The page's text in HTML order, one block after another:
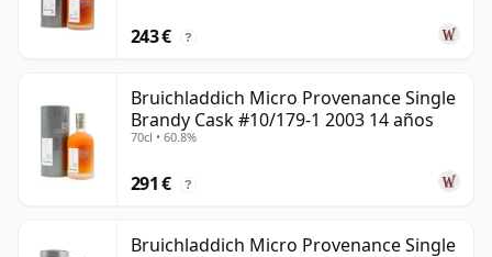
243 € ?
Bruichladdich Micro Provenance Single
Brandy Cask #10/179-1 2003 14 años
70cl • 60.8%
291 € ?
Bruichladdich Micro Provenance Single